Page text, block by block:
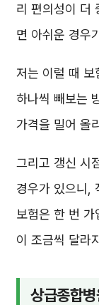
리 편의성이 더
면 아쉬운 경우
저는 이럴 때 보
하나씩 빼보는
가격을 밀어 올
그리고 갱신 시
경우가 있으니,
보험은 한 번 가
이 조금씩 달라
상급종합